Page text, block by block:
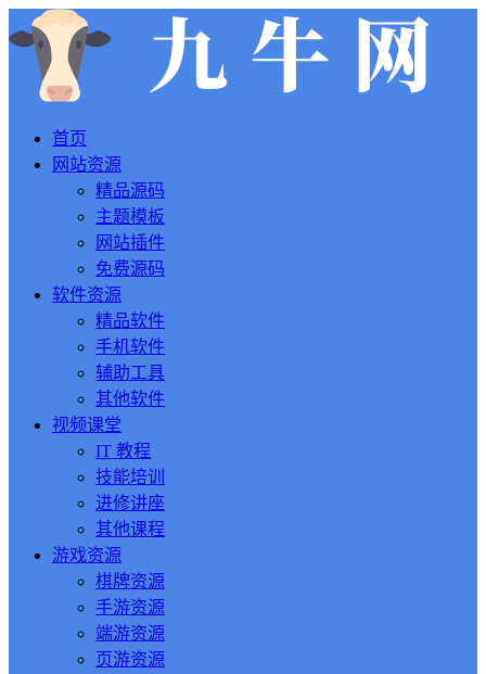
首页
网站资源
精品源码
主题模板
网站插件
免费源码
软件资源
精品软件
手机软件
辅助工具
其他软件
视频课堂
IT 教程
技能培训
进修讲座
其他课程
游戏资源
棋牌资源
手游资源
端游资源
页游资源